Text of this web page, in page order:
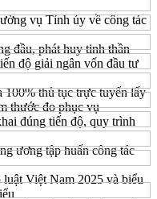
vụ Tỉnh ủy về công tác
đầu, phát huy tinh thần
độ giải ngân vốn đầu tư
100% thủ tục trực tuyến lấy
thước đo phục vụ
đúng tiến độ, quy trình
ương tập huấn công tác
Việt Nam 2025 và biểu